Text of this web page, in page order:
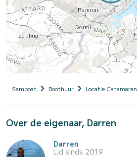
Samboat Boothuur Locatie Catamaran
Over de eigenaar, Darren
Darren
Lid sinds 2019